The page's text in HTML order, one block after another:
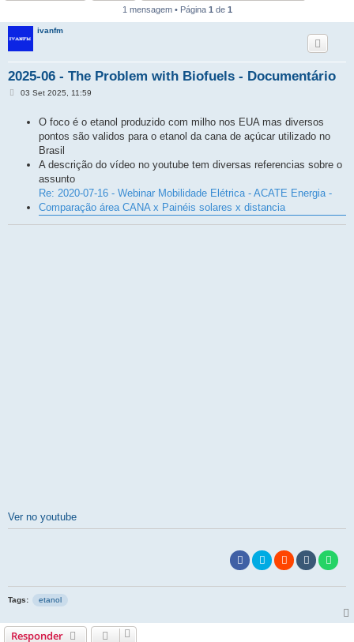
1 mensagem • Página 1 de 1
ivanfm
2025-06 - The Problem with Biofuels - Documentário
M03 Set 2025, 11:59
O foco é o etanol produzido com milho nos EUA mas diversos
pontos são validos para o etanol da cana de açúcar utilizado no
Brasil
A descrição do vídeo no youtube tem diversas referencias sobre o
assunto
Re: 2020-07-16 - Webinar Mobilidade Elétrica - ACATE Energia -
Comparação área CANA x Painéis solares x distancia
Ver no youtube
Tags: etanol
Responder